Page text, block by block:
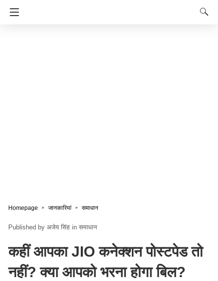
Homepage जानकारियां समाधान
अजेय सिंह in समाधान
कहीं आपका JIO कनेक्शन पोस्टपेड तो
नहीं? क्या आपको भरना होगा बिल?